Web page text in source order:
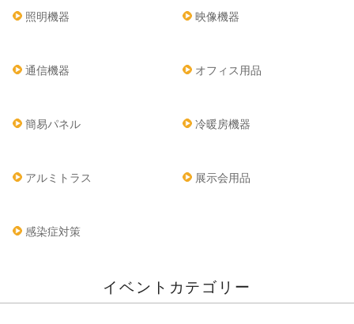
照明機器 映像機器
通信機器 オフィス用品
簡易パネル 冷暖房機器
アルミトラス 展示会用品
感染症対策
イベントカテゴリー